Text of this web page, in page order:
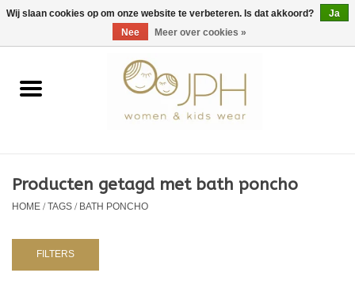
EUR/GBP/USD 0 Artikelen - €0,00
Home
Kids
Producten getagd met bath poncho
HOME/TAGS/BATH PONCHO
FILTERS
Wij slaan cookies op om onze website te verbeteren. Is dat akkoord?
Ja
Nee
Meer over cookies »